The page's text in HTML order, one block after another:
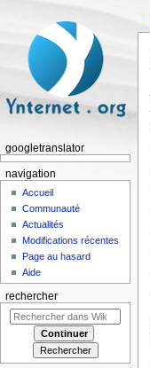
googletranslator
navigation
Accueil
Communauté
Actualités
Modifications récentes
Page au hasard
Aide
rechercher